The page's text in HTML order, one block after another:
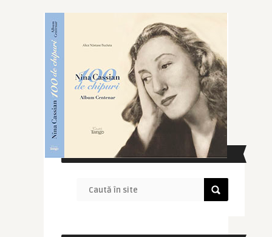
CAUTĂ ÎN SITE